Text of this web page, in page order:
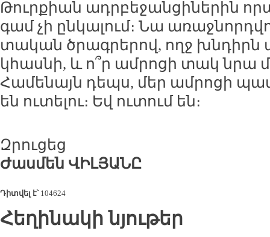
Թուր­քիան ադր­բե­ջան­ցի­նե­րին
գամ չի ըն­կա­լում։ Նա
տա­կան ծրագ­րե­րով, ողջ խն­դիրն
կհաս­նի, և ո՞ր ամ­րո­ցի տակ նրա
Հա­մե­նայն դեպս, մեր ամ­րո­ցի
են ու­տե­լու։ Եվ ու­տում են։
Զրու­ցեց
Ժաս­մեն ՎԻ­ԼՅԱ­ՆԸ
Դիտվել է՝104624
Հեղինակի նյութեր